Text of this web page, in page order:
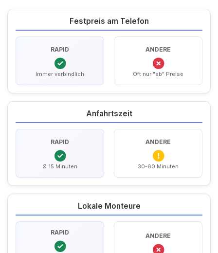
Festpreis am Telefon
RAPID
Immer verbindlich
ANDERE
Oft nur "ab" Preise
Anfahrtszeit
RAPID
Ø 15 Minuten
ANDERE
30-60 Minuten
Lokale Monteure
RAPID ANDERE